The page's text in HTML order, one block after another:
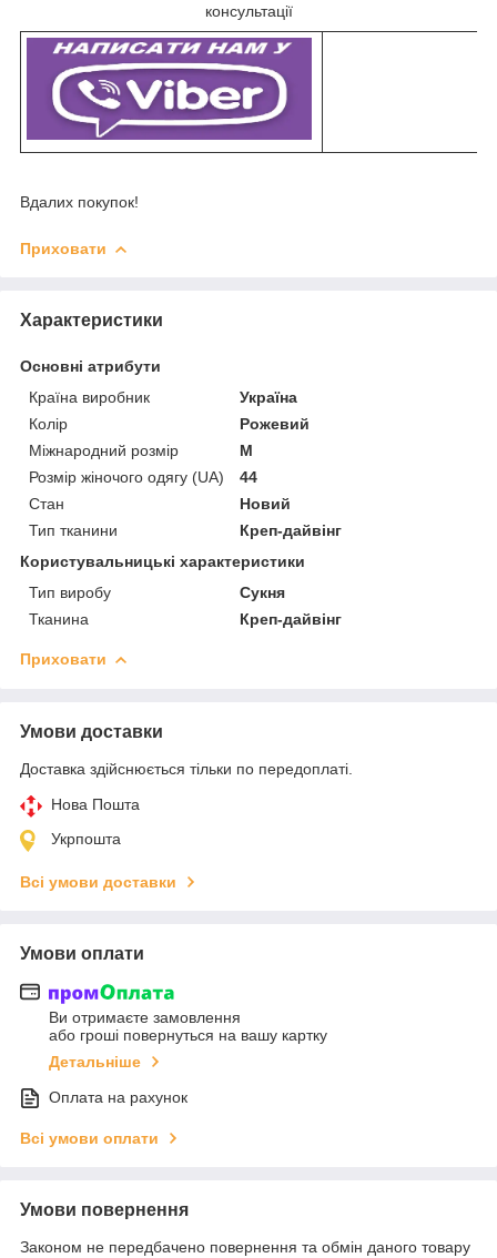
консультації
Вдалих покупок!
Приховати
Характеристики
Основні атрибути
Країна виробник
Україна
Колір
Рожевий
Міжнародний розмір
M
Розмір жіночого одягу (UA)
44
Стан
Новий
Тип тканини
Креп-дайвінг
Користувальницькі характеристики
Тип виробу
Сукня
Тканина
Креп-дайвінг
Приховати
Умови доставки
Доставка здійснюється тільки по передоплаті.
Нова Пошта
Укрпошта
Всі умови доставки
Умови оплати
Ви отримаєте замовлення
або гроші повернуться на вашу картку
Детальніше
Оплата на рахунок
Всі умови оплати
Умови повернення
Законом не передбачено повернення та обмін даного товару